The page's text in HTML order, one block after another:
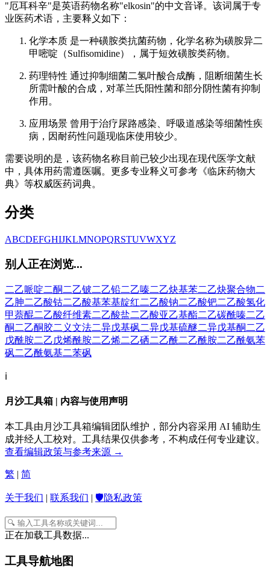
"厄耳科辛"是英语药物名称"elkosin"的中文音译。该词属于专
业医药术语，主要释义如下：
化学本质 是一种磺胺类抗菌药物，化学名称为磺胺异二
甲嘧啶（Sulfisomidine），属于短效磺胺类药物。
药理特性 通过抑制细菌二氢叶酸合成酶，阻断细菌生长
所需叶酸的合成，对革兰氏阳性菌和部分阴性菌有抑制
作用。
应用场景 曾用于治疗尿路感染、呼吸道感染等细菌性疾
病，因耐药性问题现临床使用较少。
需要说明的是，该药物名称目前已较少出现在现代医学文献
中，具体用药需遵医嘱。更多专业释义可参考《临床药物大
典》等权威医药词典。
分类
ABCDEFGHIJKLMNOPQRSTUVWXYZ
别人正在浏览...
二乙哌啶二酮 二乙铍二乙铅二乙嗪二乙炔基苯二乙炔聚合物二
乙胂二乙酸钴二乙酸基苯基靛红二乙酸钠二乙酸钯二乙酸氢化
甲萘醌二乙酸纤维素二乙酸盐二乙酸亚乙基酯二乙碳酰嗪二乙
酮 二乙酮胶二义文法二异戊基砜二异戊基硫醚二异戊基酮 二乙
戊酰胺二乙戊烯酰胺二乙烯二乙硒二乙酰二乙酰胺二乙酰氨苯
砜二乙酰氨基二苯砜
ℹ️
月沙工具箱 | 内容与使用声明
本工具由月沙工具箱编辑团队维护，部分内容采用 AI 辅助生
成并经人工校对。工具结果仅供参考，不构成任何专业建议。
查看编辑政策与参考来源 →
繁 | 简
关于我们 | 联系我们 | 🛡️隐私政策
正在加载工具数据...
工具导航地图